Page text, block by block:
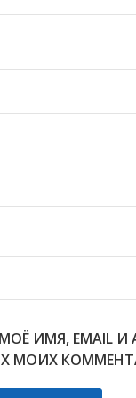
ИМЯ, EMAIL
МОИХ